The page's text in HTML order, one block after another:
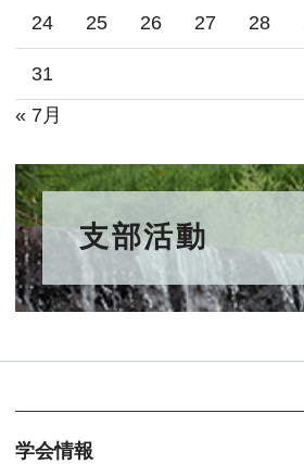
24 25 26 27 28
31
« 7月
支部活動
学会情報